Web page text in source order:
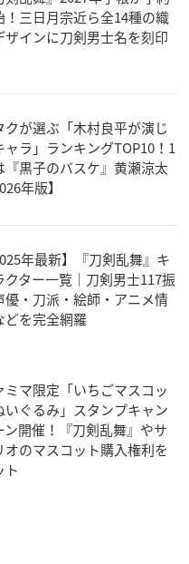
！三日月宗近ら全14種の織
ザインに刀剣男士名を刻印
クが選ぶ「木村良平が演じ
ャラ」ランキングTOP10！1
『黒子のバスケ』黄瀬涼太
年版】
年最新】『刀剣乱舞』キ
クター一覧｜刀剣男士117振
優・刀派・絵師・アニメ情
どを完全網羅
ミマ限定「いちごマスコッ
いぐるみ」スタンプキャン
ン開催！『刀剣乱舞』やサ
オのマスコット購入権利を
ト